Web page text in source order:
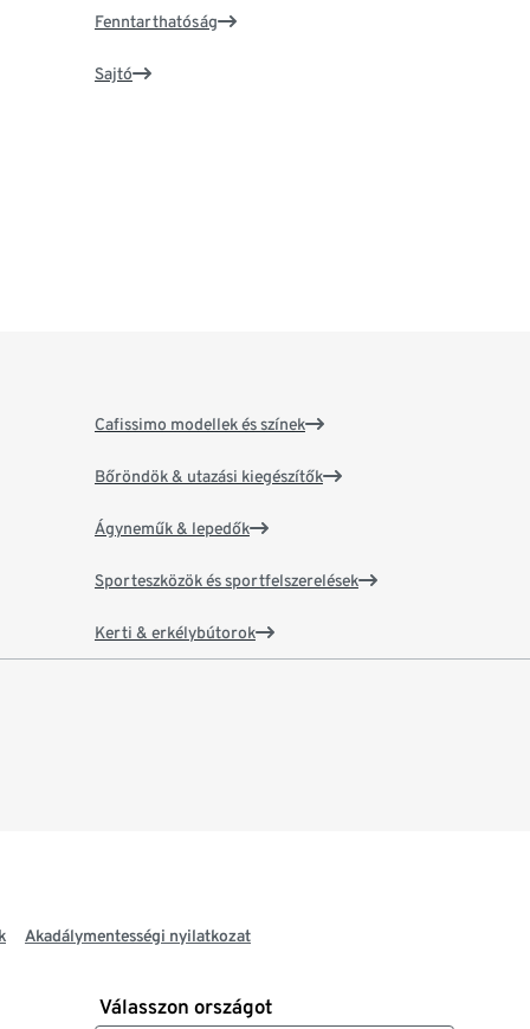
Fenntarthatóság
Sajtó
Cafissimo modellek és színek
Bőröndök & utazási kiegészítők
Ágyneműk & lepedők
Sporteszközök és sportfelszerelések
Kerti & erkélybútorok
Akadálymentességi nyilatkozat
Válasszon országot